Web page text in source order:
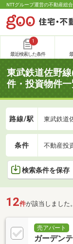
NTTグループ運営の不動産総
1
最近検索した条件
東武鉄道佐野
件・投資物件
路線/駅 東武鉄道
条件 不動産投
検索条件を保存
12件が該当しました。
売アパート
ガーデン